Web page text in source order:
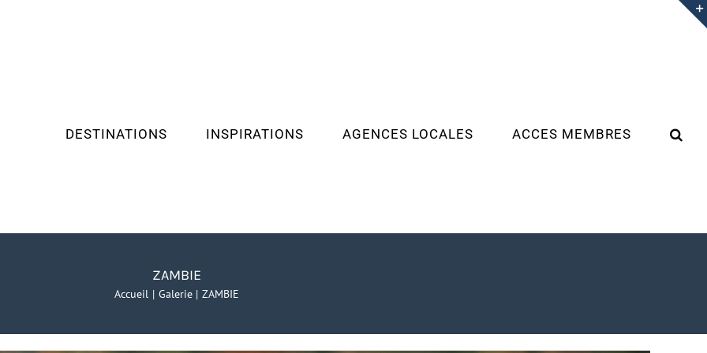
DESTINATIONS INSPIRATIONS AGENCES LOCALES ACCES MEMBRES
ZAMBIE
Accueil Galerie ZAMBIE